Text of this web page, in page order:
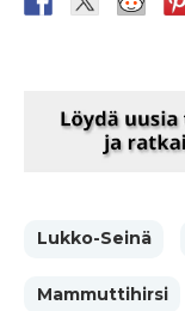
Lukko-Seinä
Mammuttihirsi